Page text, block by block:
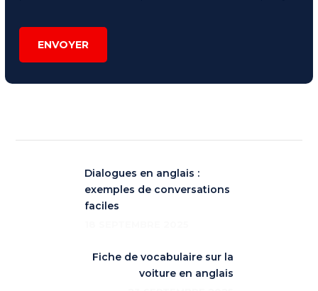
ENVOYER
Dialogues en anglais :
exemples de conversations
faciles
Fiche de vocabulaire sur la
voiture en anglais